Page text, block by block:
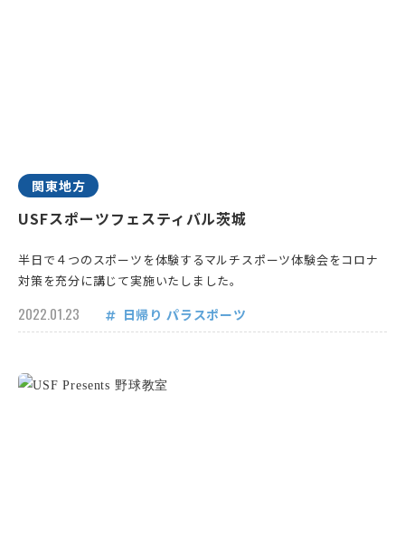
関東地方
USFスポーツフェスティバル茨城
半日で４つのスポーツを体験するマルチスポーツ体験会をコロナ
対策を充分に講じて実施いたしました。
2022.01.23 日帰り パラスポーツ